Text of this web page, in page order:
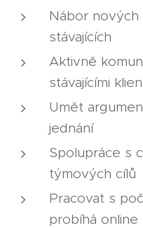
Nábor nových
stávajících
Aktivně
stávajícími
Umět
jednání
Spolupráce s
týmových cílů
Pracovat s
probíhá online